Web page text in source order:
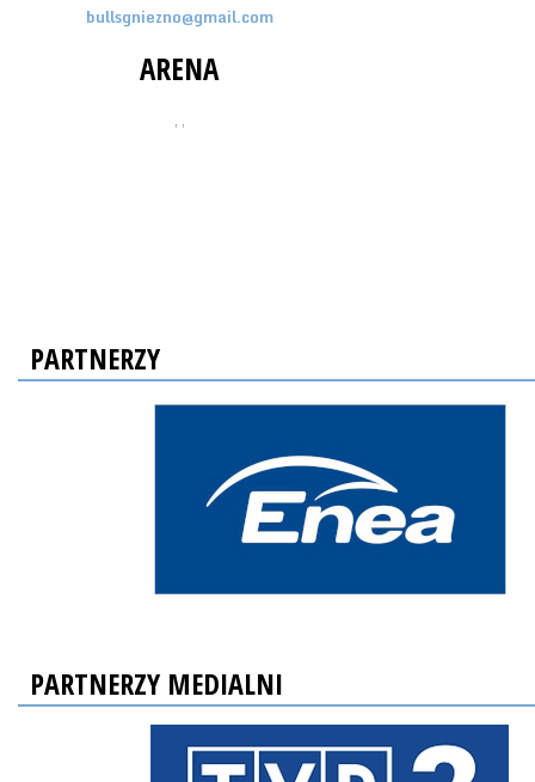
bullsgniezno@gmail.com
ARENA
, ,
PARTNERZY
PARTNERZY MEDIALNI